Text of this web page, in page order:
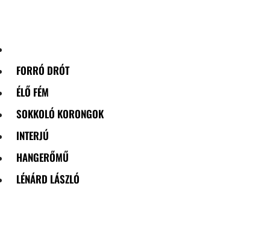
FORRÓ DRÓT
ÉLŐ FÉM
SOKKOLÓ KORONGOK
INTERJÚ
HANGERŐMŰ
LÉNÁRD LÁSZLÓ